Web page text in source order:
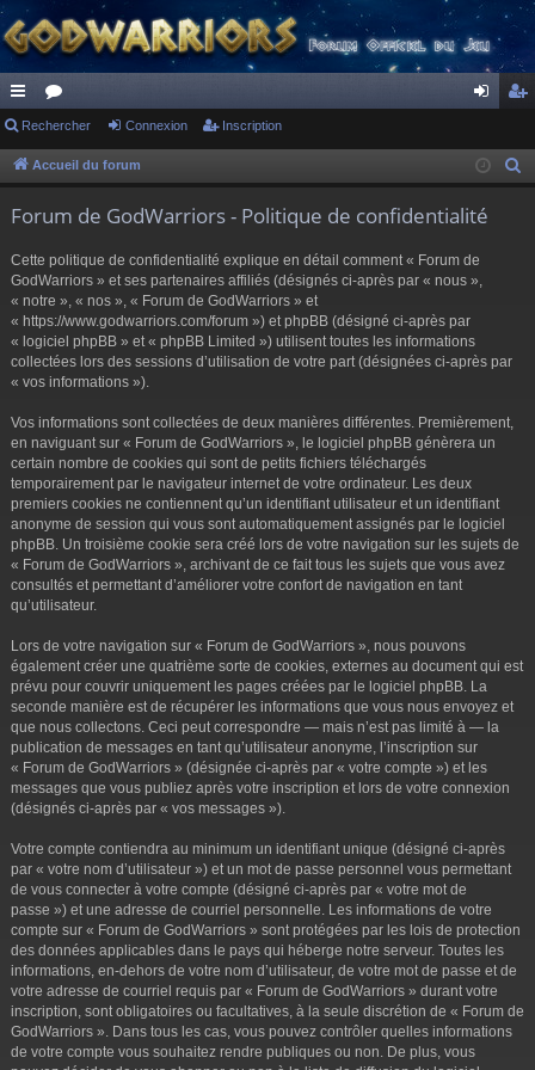
ac
co
s
or
u ne cri
Rechercher Connexion Inscription
Accueil du forum
Forum de GodWarriors - Politique de confidentialité
Cette politique de confidentialité explique en détail comment « Forum de
GodWarriors » et ses partenaires affiliés (désignés ci-après par « nous »,
« notre », « nos », « Forum de GodWarriors » et
« https://www.godwarriors.com/forum ») et phpBB (désigné ci-après par
« logiciel phpBB » et « phpBB Limited ») utilisent toutes les informations
collectées lors des sessions d’utilisation de votre part (désignées ci-après par
« vos informations »).
Vos informations sont collectées de deux manières différentes. Premièrement,
en naviguant sur « Forum de GodWarriors », le logiciel phpBB génèrera un
certain nombre de cookies qui sont de petits fichiers téléchargés
temporairement par le navigateur internet de votre ordinateur. Les deux
premiers cookies ne contiennent qu’un identifiant utilisateur et un identifiant
anonyme de session qui vous sont automatiquement assignés par le logiciel
phpBB. Un troisième cookie sera créé lors de votre navigation sur les sujets de
« Forum de GodWarriors », archivant de ce fait tous les sujets que vous avez
consultés et permettant d’améliorer votre confort de navigation en tant
qu’utilisateur.
Lors de votre navigation sur « Forum de GodWarriors », nous pouvons
également créer une quatrième sorte de cookies, externes au document qui est
prévu pour couvrir uniquement les pages créées par le logiciel phpBB. La
seconde manière est de récupérer les informations que vous nous envoyez et
que nous collectons. Ceci peut correspondre — mais n’est pas limité à — la
publication de messages en tant qu’utilisateur anonyme, l’inscription sur
« Forum de GodWarriors » (désignée ci-après par « votre compte ») et les
messages que vous publiez après votre inscription et lors de votre connexion
(désignés ci-après par « vos messages »).
Votre compte contiendra au minimum un identifiant unique (désigné ci-après
par « votre nom d’utilisateur ») et un mot de passe personnel vous permettant
de vous connecter à votre compte (désigné ci-après par « votre mot de
passe ») et une adresse de courriel personnelle. Les informations de votre
compte sur « Forum de GodWarriors » sont protégées par les lois de protection
des données applicables dans le pays qui héberge notre serveur. Toutes les
informations, en-dehors de votre nom d’utilisateur, de votre mot de passe et de
votre adresse de courriel requis par « Forum de GodWarriors » durant votre
inscription, sont obligatoires ou facultatives, à la seule discrétion de « Forum de
GodWarriors ». Dans tous les cas, vous pouvez contrôler quelles informations
de votre compte vous souhaitez rendre publiques ou non. De plus, vous